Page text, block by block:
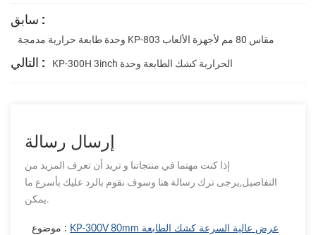
سابق :
وحدة طابعة حرارية مدمجة KP-803 مقاس 80 مم لأجهزة الألعاب
التالي : KP-300H 3inch الحرارية كشك الطابعة وحدة
إرسال رسالة
إذا كنت مهتما في منتجاتنا و تريد أن تعرف المزيد من
التفاصيل,يرجى ترك رسالة هنا وسوف نقوم بالرد عليك بأسرع ما
يمكن.
موضوع : KP-300V 80mm عرض عالية السرعة كشك الطابعة